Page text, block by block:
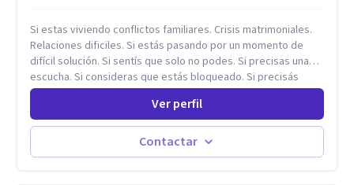
Si estas viviendo conflictos familiares. Crisis matrimoniales.
Relaciones dificiles. Si estás pasando por un momento de
difícil solución. Si sentís que solo no podes. Si precisas una
escucha. Si consideras que estás bloqueado. Si precisás
comprensión. Si no logras definir proyectos, objetivos,
sueños, deseos. Si pensás que lo que te pasa no es tan
grave, pero podría ayudar. Si estás en adicciones y tu
intención es hacer algo con lo que te está pasando. No dudes
en comunicarte a fin de comenzar a resolver la situación que
Ver perfil
Contactar